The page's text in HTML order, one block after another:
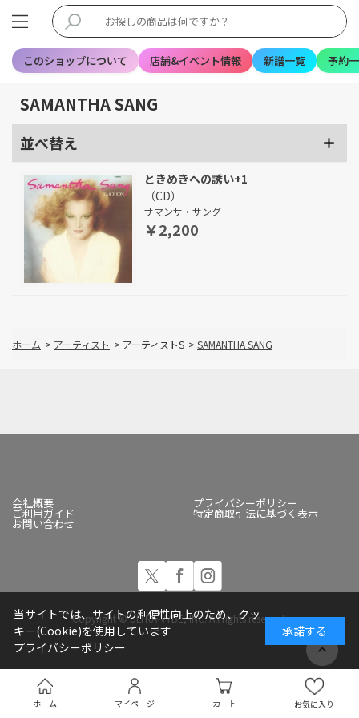
このショップについて 店舗&イベント情報 新譜一覧 予約
ホーム マイページ カート お気に入り
SAMANTHA SANG
並べ替え
ときめきへの誘い+1
（CD）
サマンサ・サング
￥2,200
ホーム > アーティスト > アーティストS > SAMANTHA SANG
会社概要 プライバシーポリシー
ご利用ガイド 特定商取引法に基づく表示
お問い合わせ
Copyright © ULTRA-VYBE, INC. All rights reserved.
当サイトでは、サイトの利便性向上のため、クッ
キー(Cookie)を使用しています
プライバシーポリシー
承諾する